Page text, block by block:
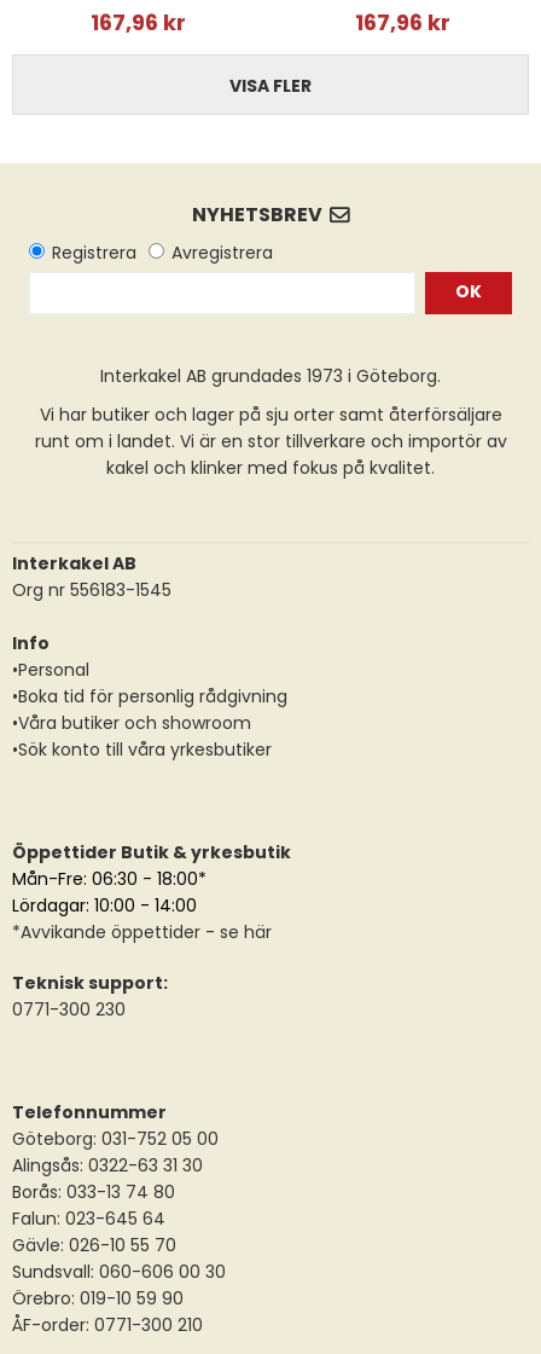
167,96 kr 167,96 kr
VISA FLER
OK
Interkakel AB grundades 1973 i Göteborg.
Vi har butiker och lager på sju orter samt återförsäljare
runt om i landet. Vi är en stor tillverkare och importör av
kakel och klinker med fokus på kvalitet.
Interkakel AB
Org nr 556183-1545
Info
•Personal
•Boka tid för personlig rådgivning
•Våra butiker och showroom
•Sök konto till våra yrkesbutiker
Öppettider Butik & yrkesbutik
Mån-Fre: 06:30 - 18:00*
Lördagar: 10:00 - 14:00
*Avvikande öppettider - se här
Teknisk support:
0771-300 230
Telefonnummer
Göteborg: 031-752 05 00
Alingsås: 0322-63 31 30
Borås: 033-13 74 80
Falun: 023-645 64
Gävle: 026-10 55 70
Sundsvall: 060-606 00 30
Örebro: 019-10 59 90
ÅF-order: 0771-300 210